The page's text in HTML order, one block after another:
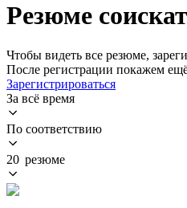
Резюме
Чтобы видеть все резюме,
После регистрации покажем
Зарегистрироваться
За всё время
По соответствию
20 резюме